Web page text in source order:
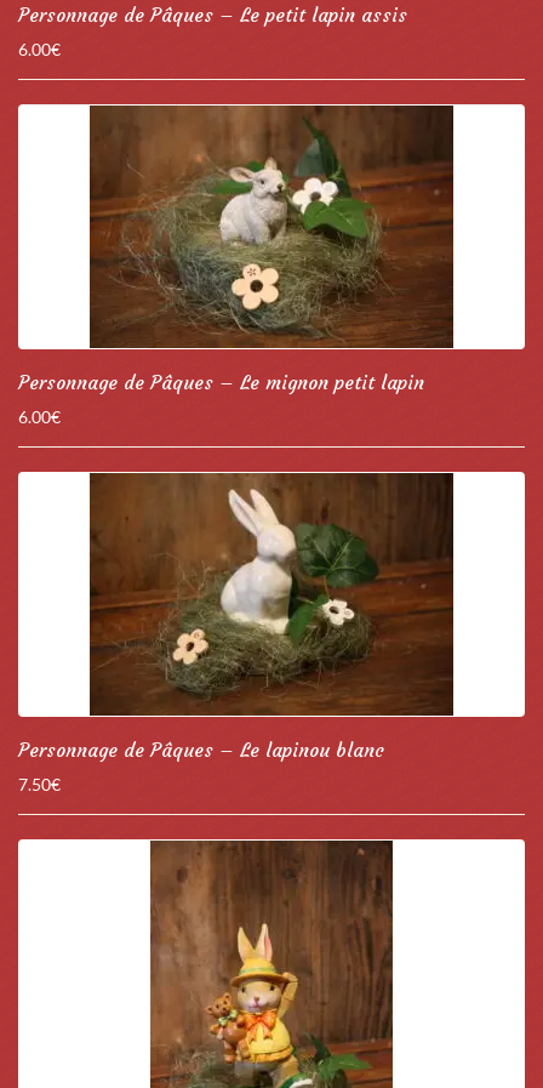
Personnage de Pâques – Le petit lapin assis
6.00€
Personnage de Pâques – Le mignon petit lapin
6.00€
Personnage de Pâques – Le lapinou blanc
7.50€